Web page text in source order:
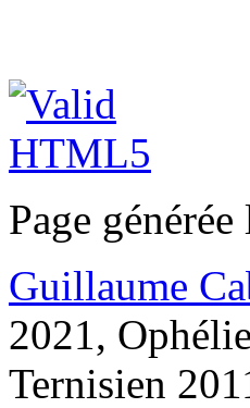
Page
Guillaume
2021,
Ternisien